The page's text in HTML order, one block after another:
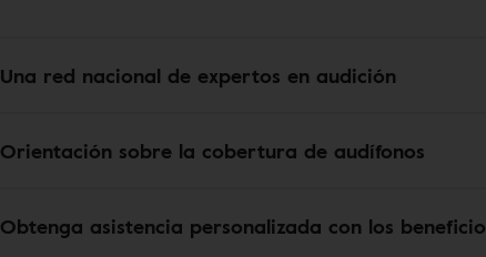
Una red nacional de expertos en audición
Orientación sobre la cobertura de audífonos
Obtenga asistencia personalizada con los beneficio